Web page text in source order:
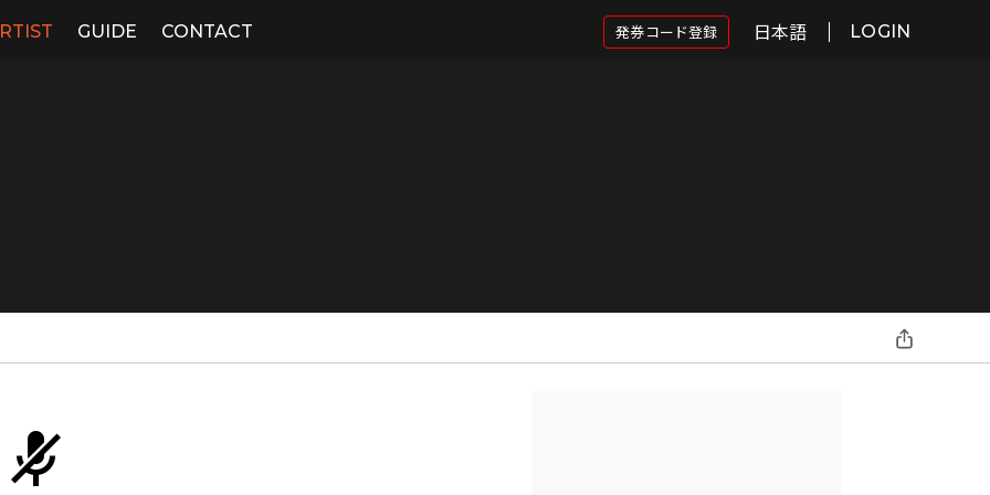
GUIDE CONTACT 発券コード登録 日本語 LOGIN